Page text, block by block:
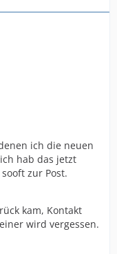
ich die neuen
hab das jetzt
zur Post.
kam, Kontakt
wird vergessen.